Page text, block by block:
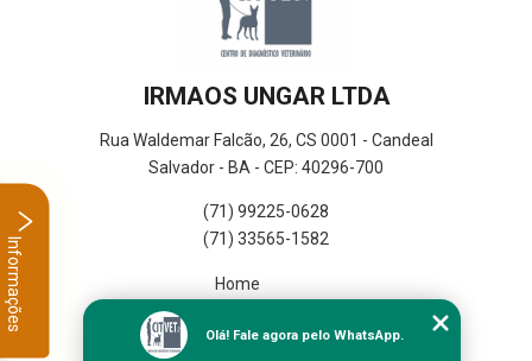
IRMAOS UNGAR LTDA
Rua Waldemar Falcão, 26, CS 0001 - Candeal
Salvador - BA - CEP: 40296-700
(71) 99225-0628
(71) 33565-1582
Home
Missão
Olá! Fale agora pelo WhatsApp.
Informações